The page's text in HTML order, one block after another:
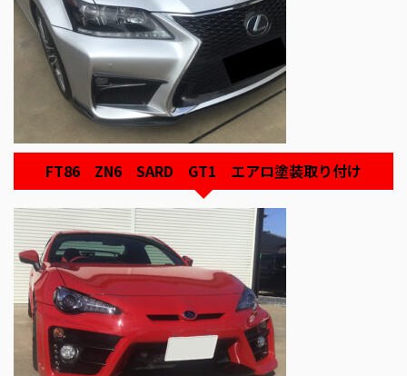
FT86 ZN6 SARD GT1 エアロ塗装取り付け